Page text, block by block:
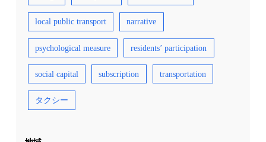
local public transport narrative
psychological measure residents’ participation
social capital subscription transportation
タクシー